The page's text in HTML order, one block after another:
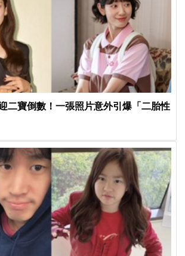
二寶倒數！一張照片意外引爆「二胎性